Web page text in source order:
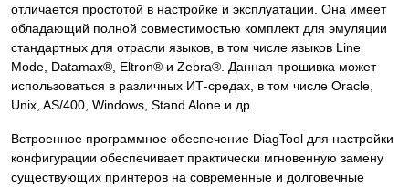
отличается простотой в настройке и эксплуатации. Она имеет
обладающий полной совместимостью комплект для эмуляции
стандартных для отрасли языков, в том числе языков Line
Mode, Datamax®, Eltron® и Zebra®. Данная прошивка может
использоваться в различных ИТ-средах, в том числе Oracle,
Unix, AS/400, Windows, Stand Alone и др.
Встроенное программное обеспечение DiagTool для настройки
конфигурации обеспечивает практически мгновенную замену
существующих принтеров на современные и долговечные